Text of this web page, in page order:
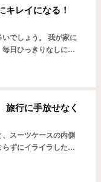
キレイになる！
でしょう。 我が家に
日ひっきりなしにお
行に手放せなく
スーツケースの内側
ずにイライラした経
確かに手放せなくなるか
大変身！ この夏、蚊との
コレで制します！